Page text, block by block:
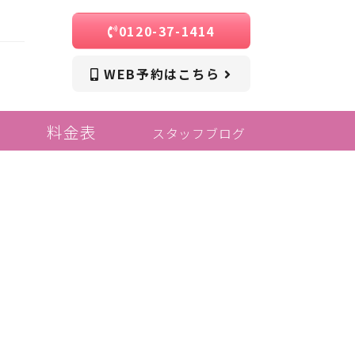
0120-37-1414
WEB予約はこちら
料金表 スタッフブログ